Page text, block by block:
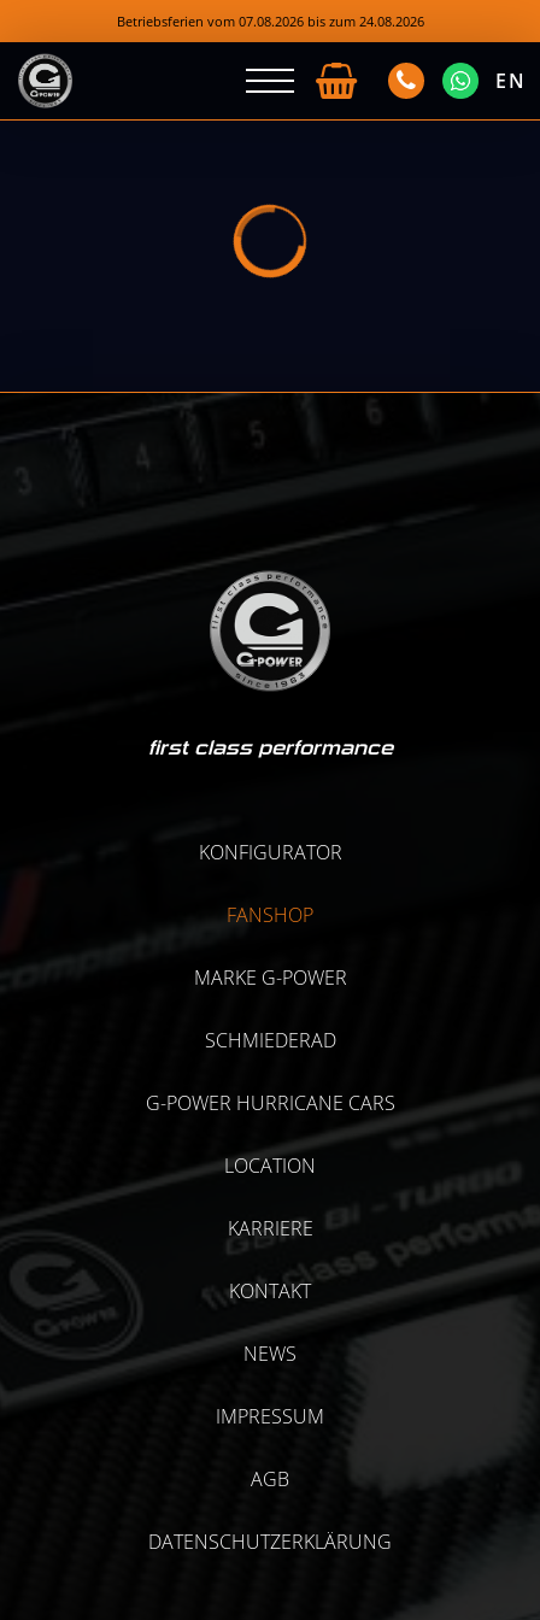
Betriebsferien vom 07.08.2026 bis zum 24.08.2026
EN
first class performance
KONFIGURATOR
FANSHOP
MARKE G-POWER
SCHMIEDERAD
G-POWER HURRICANE CARS
LOCATION
KARRIERE
KONTAKT
NEWS
IMPRESSUM
AGB
DATENSCHUTZERKLÄRUNG